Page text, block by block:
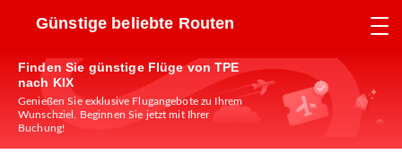
Günstige beliebte Routen
Finden Sie günstige Flüge von TPE
nach KIX
Genießen Sie exklusive Flugangebote zu Ihrem
Wunschziel. Beginnen Sie jetzt mit Ihrer
Buchung!